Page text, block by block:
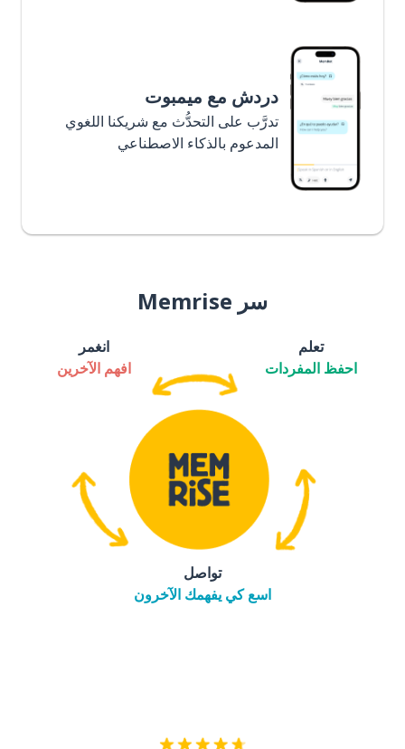
دردش مع ميمبوت
تدرَّب على التحدُّث مع شريكنا اللغوي
المدعوم بالذكاء الاصطناعي
سر Memrise
تعلم
احفظ المفردات
انغمر
افهم الآخرين
تواصل
اسع كي يفهمك الآخرون